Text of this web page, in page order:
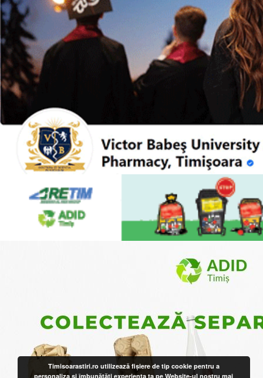
Timisoarastiri.ro utilizează fişiere de tip cookie pentru a
personaliza și îmbunătăți experiența ta pe Website-ul nostrumai